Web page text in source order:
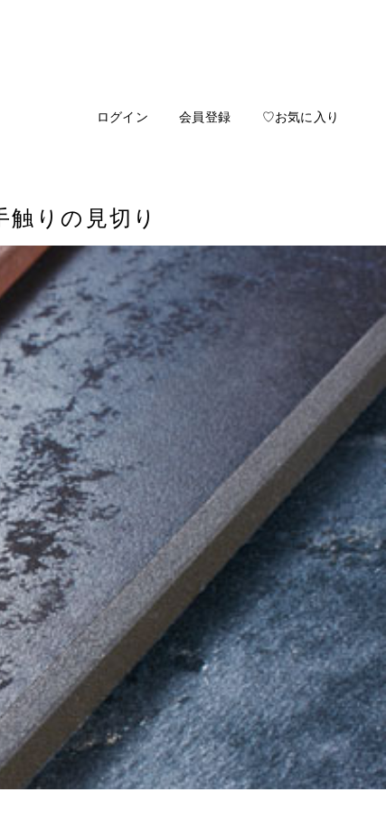
ログイン 会員登録 ♡お気に入り
触りの見切り